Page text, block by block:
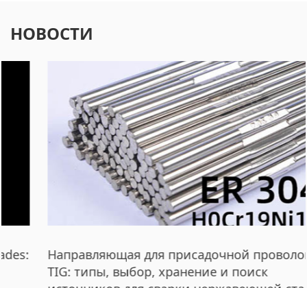
НОВОСТИ
Направляющая для присадочной проволоки
TIG: типы, выбор, хранение и поиск